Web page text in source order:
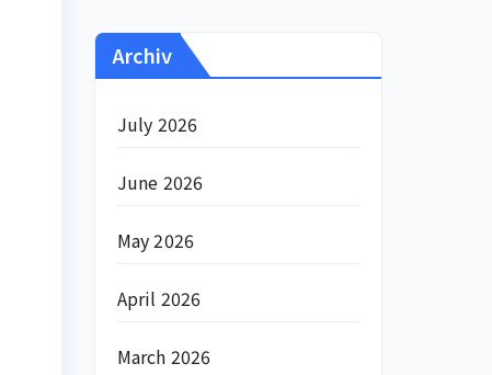
Archiv
July 2026
June 2026
May 2026
April 2026
March 2026